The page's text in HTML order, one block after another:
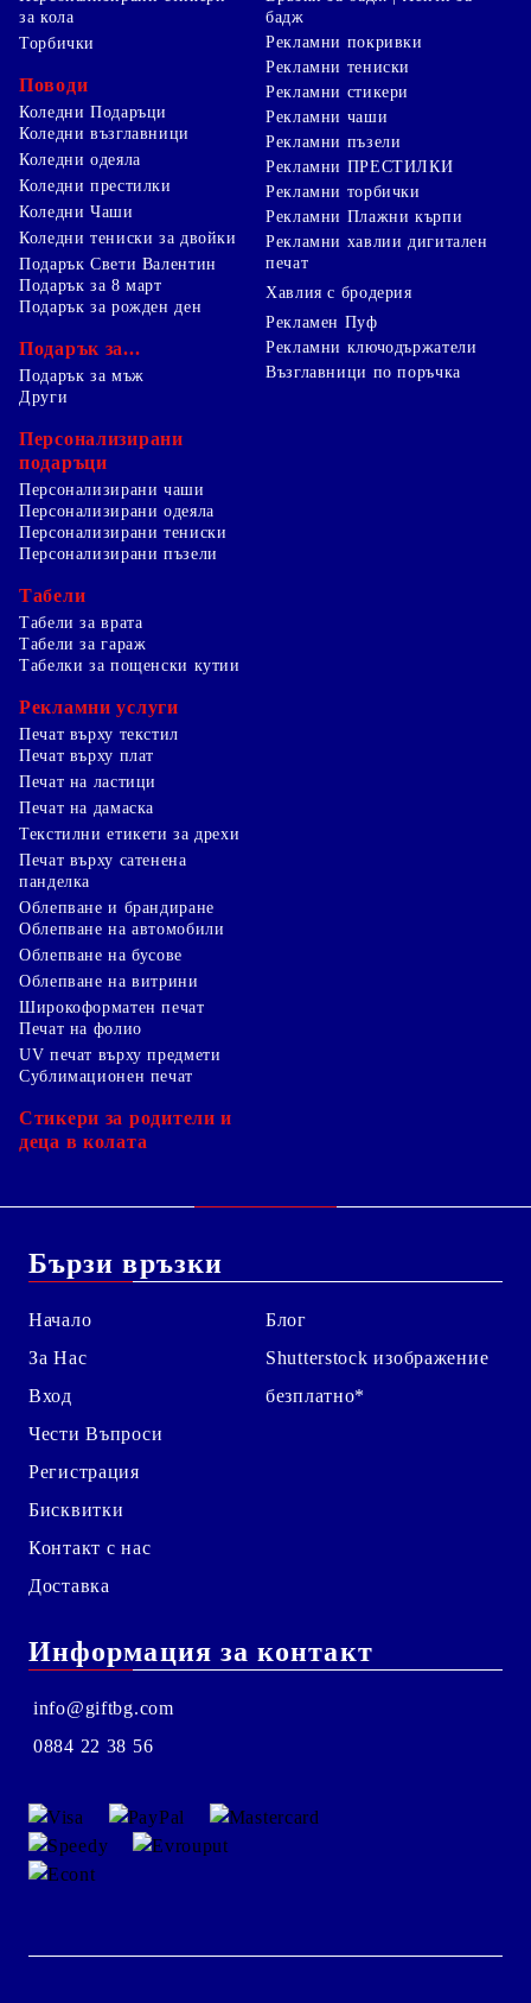
за кола
Торбички
Поводи
Коледни Подаръци
Коледни възглавници
Коледни одеяла
Коледни престилки
Коледни Чаши
Коледни тениски за двойки
Подарък Свети Валентин
Подарък за 8 март
Подарък за рожден ден
Подарък за...
Подарък за мъж
бадж
Рекламни покривки
Рекламни тениски
Рекламни стикери
Рекламни чаши
Рекламни пъзели
Рекламни ПРЕСТИЛКИ
Рекламни торбички
Рекламни Плажни кърпи
Рекламни хавлии дигитален
печат
Хавлия с бродерия
Рекламен Пуф
Рекламни ключодържатели
Възглавници по поръчка
Други
Персонализирани
подаръци
Персонализирани чаши
Персонализирани одеяла
Персонализирани тениски
Персонализирани пъзели
Табели
Табели за врата
Табели за гараж
Табелки за пощенски кутии
Рекламни услуги
Печат върху текстил
Печат върху плат
Печат на ластици
Печат на дамаска
Текстилни етикети за дрехи
Печат върху сатенена
панделка
Облепване и брандиране
Облепване на автомобили
Облепване на бусове
Облепване на витрини
Широкоформатен печат
Печат на фолио
UV печат върху предмети
Сублимационен печат
Стикери за родители и
деца в колата
Бързи връзки
Начало
За Нас
Вход
Чести Въпроси
Регистрация
Бисквитки
Контакт с нас
Доставка
Блог
Shutterstock изображение
безплатно*
Информация за контакт
info@giftbg.com
0884 22 38 56